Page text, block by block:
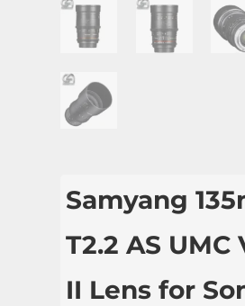
Samyang
T2.2 AS UMC
II Lens for